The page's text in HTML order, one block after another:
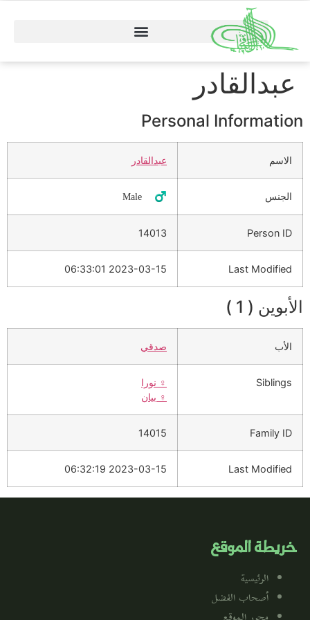
عبدالقادر
Personal Information
الاسم عبدالقادر
الجنس ♂️ Male
Person ID
14013
Last Modified
2023-03-15 06:33:01
الأبوين ( 1 )
الأب صدقي
Siblings
♀️ نورا
♀️ بيان
Family ID
14015
Last Modified
2023-03-15 06:32:19
خريطة الموقع
الرئيسية
أصحاب الفضل